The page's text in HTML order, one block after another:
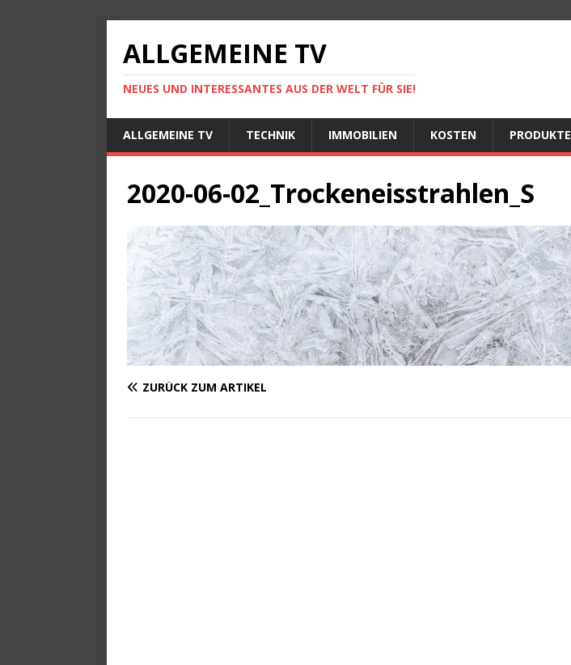
ALLGEMEINE TV
NEUES UND INTERESSANTES AUS DER WELT FÜR SIE!
ALLGEMEINE TV TECHNIK IMMOBILIEN KOSTEN PRODUKTE
2020-06-02_Trockeneisstrahlen_S
ZURÜCK ZUM ARTIKEL